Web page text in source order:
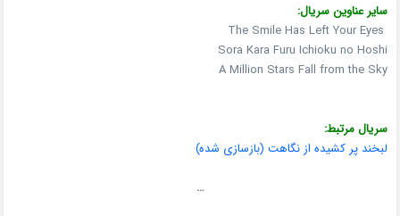
سایر عناوین سریال:
Sora Kara Furu Ichioku no Hoshi
A Million Stars Fall from the Sky
سریال مرتبط:
لبخند پر کشیده از نگاهت (بازسازی شده)
…